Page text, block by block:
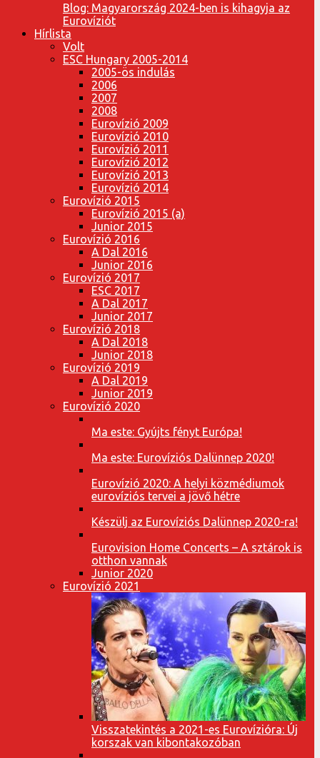
Blog: Magyarország 2024-ben is kihagyja az
Eurovíziót
Hírlista
Volt
ESC Hungary 2005-2014
2005-ös indulás
2006
2007
2008
Eurovízió 2009
Eurovízió 2010
Eurovízió 2011
Eurovízió 2012
Eurovízió 2013
Eurovízió 2014
Eurovízió 2015
Eurovízió 2015 (a)
Junior 2015
Eurovízió 2016
A Dal 2016
Junior 2016
Eurovízió 2017
ESC 2017
A Dal 2017
Junior 2017
Eurovízió 2018
A Dal 2018
Junior 2018
Eurovízió 2019
A Dal 2019
Junior 2019
Eurovízió 2020
Ma este: Gyújts fényt Európa!
Ma este: Eurovíziós Dalünnep 2020!
Eurovízió 2020: A helyi közmédiumok
eurovíziós tervei a jövő hétre
Készülj az Eurovíziós Dalünnep 2020-ra!
Eurovision Home Concerts – A sztárok is
otthon vannak
Junior 2020
Eurovízió 2021
Visszatekintés a 2021-es Eurovízióra: Új
korszak van kibontakozóban